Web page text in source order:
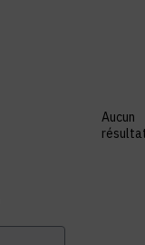
Aucun